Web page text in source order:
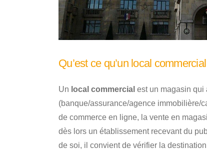
Qu’est ce qu’un local
Un local commercial est un magasin
(banque/assurance/agence immobilière/
de commerce en ligne, la vente en
dès lors un établissement recevant du
de soi, il convient de vérifier la